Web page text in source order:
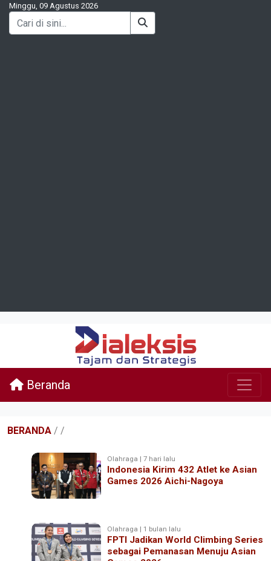
Minggu, 09 Agustus 2026
Beranda
BERANDA / /
Olahraga | 7 hari lalu
Indonesia Kirim 432 Atlet ke Asian
Games 2026 Aichi-Nagoya
Olahraga | 1 bulan lalu
FPTI Jadikan World Climbing Series
sebagai Pemanasan Menuju Asian